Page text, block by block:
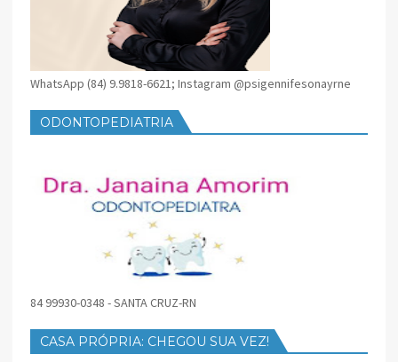
WhatsApp (84) 9.9818-6621; Instagram @psigennifesonayrne
ODONTOPEDIATRIA
84 99930-0348 - SANTA CRUZ-RN
CASA PRÓPRIA: CHEGOU SUA VEZ!